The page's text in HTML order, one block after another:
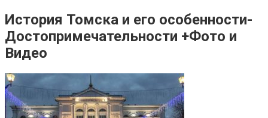
История Томска и его особенности-
Достопримечательности +Фото и
Видео